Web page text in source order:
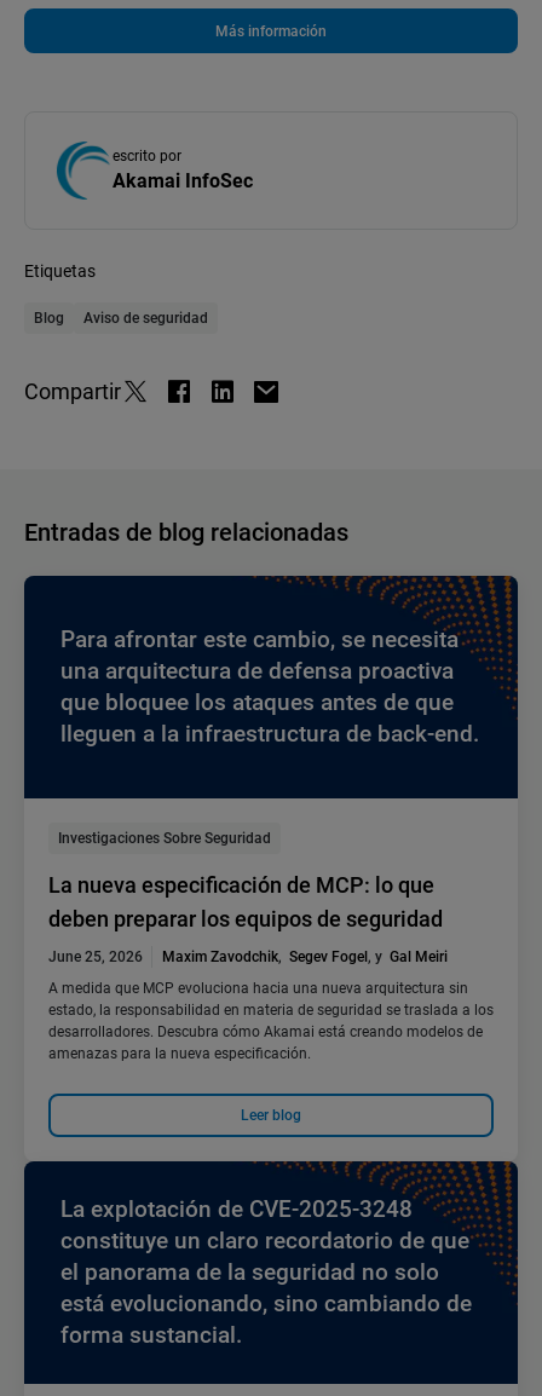
Más información
escrito por
Akamai InfoSec
Etiquetas
Blog Aviso de seguridad
Compartir
Entradas de blog relacionadas
Para afrontar este cambio, se necesita
una arquitectura de defensa proactiva
que bloquee los ataques antes de que
lleguen a la infraestructura de back-end.
Investigaciones Sobre Seguridad
La nueva especificación de MCP: lo que
deben preparar los equipos de seguridad
June 25, 2026 Maxim Zavodchik, Segev Fogel , y Gal Meiri
A medida que MCP evoluciona hacia una nueva arquitectura sin
estado, la responsabilidad en materia de seguridad se traslada a los
desarrolladores. Descubra cómo Akamai está creando modelos de
amenazas para la nueva especificación.
Leer blog
La explotación de CVE-2025-3248
constituye un claro recordatorio de que
el panorama de la seguridad no solo
está evolucionando, sino cambiando de
forma sustancial.